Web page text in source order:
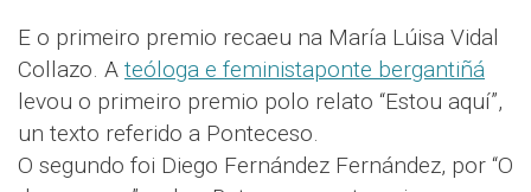
E o primeiro premio recaeu na María Lúisa Vidal
Collazo. A teóloga e feministaponte bergantiñá
levou o primeiro premio polo relato “Estou aquí”,
un texto referido a Ponteceso.
O segundo foi Diego Fernández Fernández, por “O